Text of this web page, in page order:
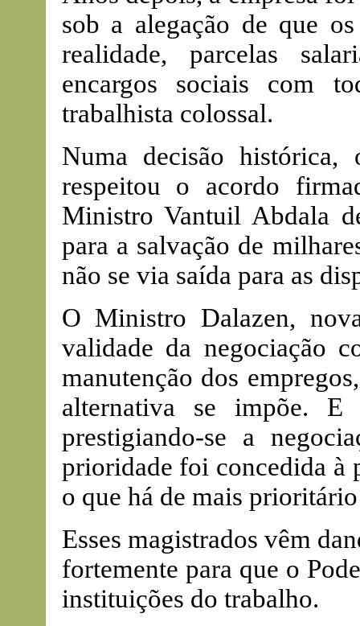
sob a alegação de que
realidade, parcelas
encargos sociais com
trabalhista colossal.
Numa decisão
respeitou o acordo
Ministro Vantuil Abdala
para a salvação de
não se via saída para as
O Ministro Dalazen,
validade da negociação
manutenção dos
alternativa se impõe. E
prestigiando-se a
prioridade foi concedida à
o que há de mais
Esses magistrados vêm
fortemente para que o
instituições do trabalho.